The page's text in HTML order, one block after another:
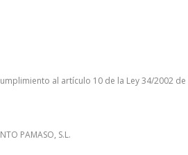
al artículo 10 de la Ley 34/2002
PAMASO, S.L.